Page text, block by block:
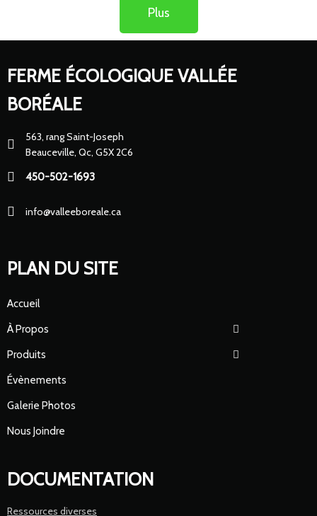
Plus
FERME ÉCOLOGIQUE VALLÉE
BORÉALE
563, rang Saint-Joseph
Beauceville, Qc, G5X 2C6
450-502-1693
info@valleeboreale.ca
PLAN DU SITE
Accueil
À Propos
Produits
Évènements
Galerie Photos
Nous Joindre
DOCUMENTATION
Ressources diverses